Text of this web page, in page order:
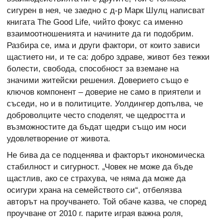
сигурен в нея, че заедно с д-р Марк Шулц написват
книгата The Good Life, чийто фокус са именно
взаимоотношенията и начините да ги подобрим.
Разбира се, има и други фактори, от които зависи
щастието ни, и те са: добро здраве, живот без тежки
болести, свобода, способност за вземане на
значими житейски решения. Доверието също е
ключов компонент – доверие не само в приятели и
съседи, но и в политиците. Уолдингер допълва, че
доброволците често споделят, че щедростта и
възможностите да бъдат щедри също им носи
удовлетворение от живота.
Не бива да се подценява и факторът икономическа
стабилност и сигурност. „Човек не може да бъде
щастлив, ако се страхува, че няма да може да
осигури храна на семейството си“, отбелязва
авторът на проучването. Той обаче казва, че според
проучване от 2010 г. парите играя важна роля,